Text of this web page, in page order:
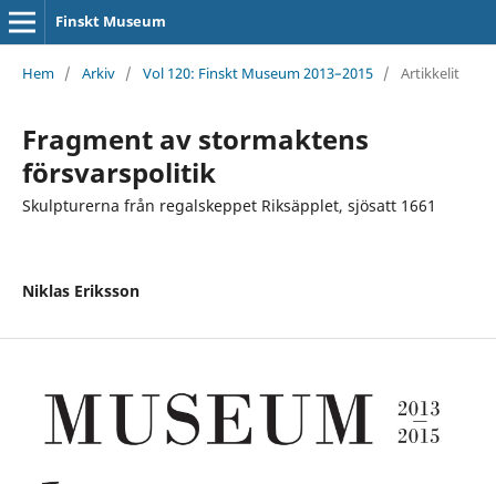
Finskt Museum
Hem / Arkiv / Vol 120: Finskt Museum 2013–2015 / Artikkelit
Fragment av stormaktens
försvarspolitik
Skulpturerna från regalskeppet Riksäpplet, sjösatt 1661
Niklas Eriksson